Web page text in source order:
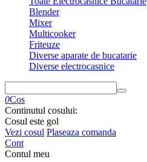
Blender
Mixer
Multicooker
Friteuze
Diverse aparate de bucatarie
Diverse electrocasnice
0Cos
Continutul cosului:
Cosul este gol
Vezi cosul Plaseaza comanda
Cont
Contul meu